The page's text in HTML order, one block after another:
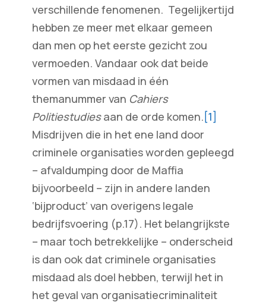
verschillende fenomenen. Tegelijkertijd
hebben ze meer met elkaar gemeen
dan men op het eerste gezicht zou
vermoeden. Vandaar ook dat beide
vormen van misdaad in één
themanummer van Cahiers
Politiestudiesaan de orde komen. [1]
Misdrijven die in het ene land door
criminele organisaties worden gepleegd
– afvaldumping door de Maffia
bijvoorbeeld – zijn in andere landen
‘bijproduct’ van overigens legale
bedrijfsvoering (p.17). Het belangrijkste
– maar toch betrekkelijke – onderscheid
is dan ook dat criminele organisaties
misdaad als doel hebben, terwijl het in
het geval van organisatiecriminaliteit